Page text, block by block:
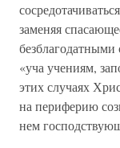
заменяя
«уча учениям,
этих случаях
на периферию
нем